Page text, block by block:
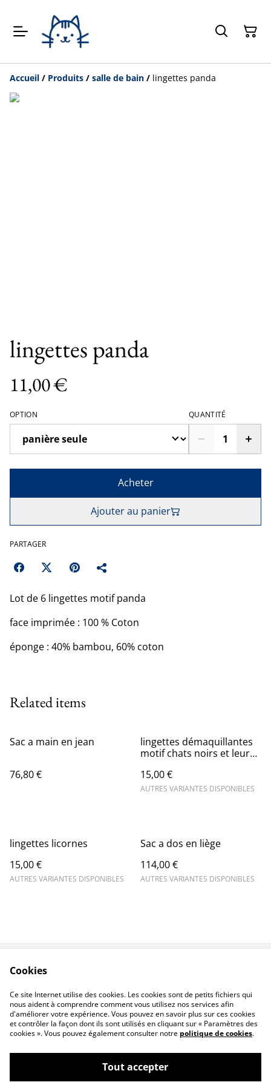
Accueil / Produits / salle de bain / lingettes panda
lingettes panda
11,00 €
OPTION QUANTITÉ
Acheter
Ajouter au panier
PARTAGER
Lot de 6 lingettes motif panda
face imprimée : 100 % Coton
éponge : 40% bambou, 60% coton
Related items
Sac a main en jean
76,80 €
lingettes démaquillantes
motif chats noirs et leur
15,00 €
AUTRES VARIANTES DISPONIBLES
lingettes licornes
15,00 €
AUTRES VARIANTES DISPONIBLES
Sac a dos en liège
114,00 €
AUTRES VARIANTES DISPONIBLES
Politique de
confidentialité
Politique de cookies
Cookies
Ce site Internet utilise des cookies. Les cookies sont de petits fichiers qui
nous aident à comprendre comment vous utilisez nos services afin
d'améliorer votre expérience. Vous pouvez en savoir plus sur ces cookies
et contrôler la façon dont ils sont utilisés en cliquant sur « Paramètres des
cookies ». Vous pouvez également consulter notre politique de cookies.
Tout accepter